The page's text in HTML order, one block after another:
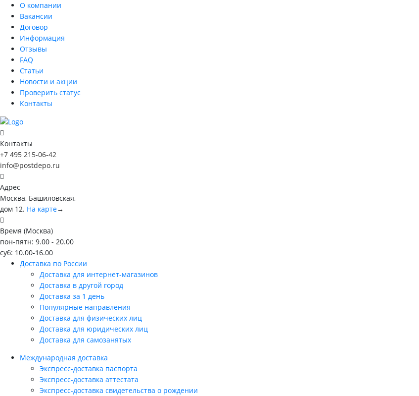
О компании
Вакансии
Договор
Информация
Отзывы
FAQ
Статьи
Новости и акции
Проверить статус
Контакты
Контакты
+7 495 215-06-42
info@postdepo.ru
Адрес
Москва, Башиловская,
дом 12. На карте→
Время (Москва)
пон-пятн: 9.00 - 20.00
суб: 10.00-16.00
Доставка по России
Доставка для интернет-магазинов
Доставка в другой город
Доставка за 1 день
Популярные направления
Доставка для физических лиц
Доставка для юридических лиц
Доставка для самозанятых
Международная доставка
Экспресс-доставка паспорта
Экспресс-доставка аттестата
Экспресс-доставка свидетельства о рождении